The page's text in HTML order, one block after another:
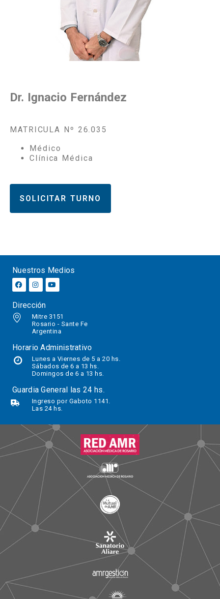
Dr. Ignacio Fernández
MATRICULA Nº 26.035
Médico
Clínica Médica
SOLICITAR TURNO
Nuestros Medios
Dirección
Mitre 3151
Rosario - Sante Fe
Argentina
Horario Administrativo
Lunes a Viernes de 5 a 20 hs.
Sábados de 6 a 13 hs.
Domingos de 6 a 13 hs.
Guardia General las 24 hs.
Ingreso por Gaboto 1141.
Las 24 hs.